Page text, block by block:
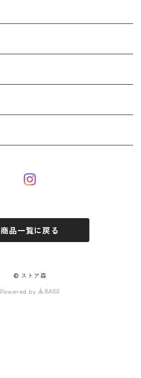
商品一覧に戻る
© ストア森
Powered by